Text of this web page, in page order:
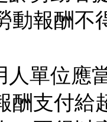
動報酬不
單位應
酬支付給